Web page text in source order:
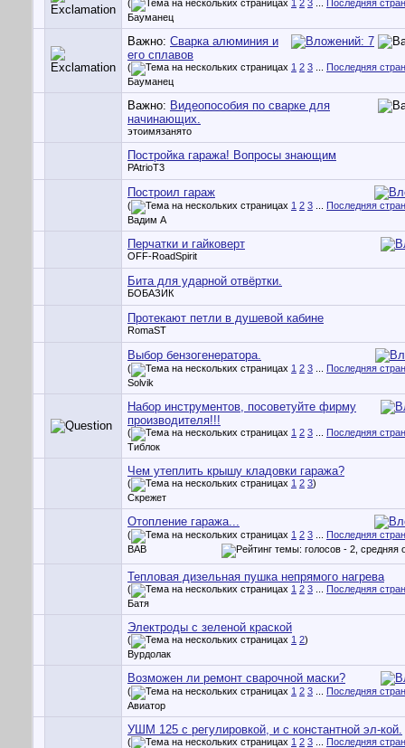
( 1 2 3
Последняя
Бауманец
Важно: Сварка алюминия и
его сплавов
( 1 2 3
Последняя
Бауманец
Важно: Видеопособия по сварке для
начинающих.
этоимязанято
Постройка гаража! Вопросы знающим
PAtrioT3
Построил гараж
( 1 2 3
Последняя
Вадим А
Перчатки и гайковерт
OFF-RoadSpirit
Бита для ударной отвёртки.
БОБАЗИК
Протекают петли в душевой кабине
RomaST
Выбор бензогенератора.
( 1 2 3
Последняя
Solvik
Набор инструментов, посоветуйте фирму
производителя!!!
( 1 2 3
Последняя
Тиблок
Чем утеплить крышу кладовки гаража?
( 1 2 3)
Скрежет
Отопление гаража...
( 1 2 3
Последняя
ВАВ
Тепловая дизельная пушка непрямого нагрева
( 1 2 3
Последняя
Батя
Электроды с зеленой краской
( 1 2)
Вурдолак
Возможен ли ремонт сварочной маски?
( 1 2 3
Последняя
Авиатор
УШМ 125 с регулировкой, и с константной эл-кой.
( 1 2 3
Последняя